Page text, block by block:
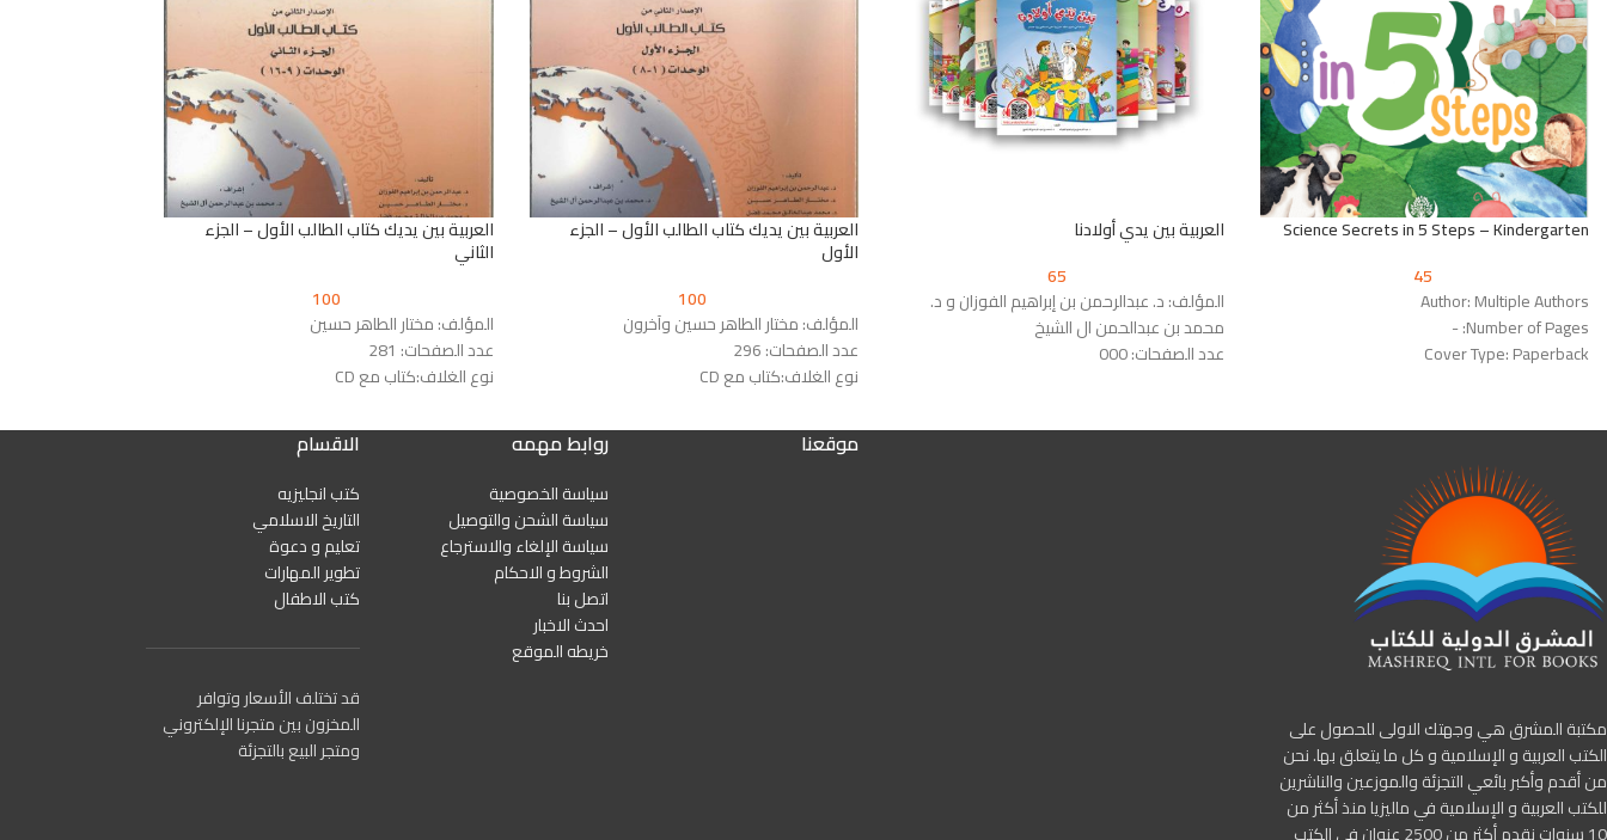
Science Secrets in 5 Steps – Kindergarten
45
Author: Multiple Authors
Number of Pages: -
Cover Type: Paperback
International for Books
العربية بين يدي أولادنا
65
المؤلف: د. عبدالرحمن بن إبراهيم الفوزان و د.
محمد بن عبدالحمن ال الشيخ
عددالصفحات: 000
الناشر: العربية للجميع
العربية بين يديك كتاب الطالب الأول – الجزء
الأول
100
المؤلف: مختار الطاهر حسين وآخرون
عدد الصفحات: 296
نوع الغلاف:كتاب مع CD
الناشر: العربية للجميع
العربية بين يديك كتاب الطالب الأول – الجزء
الثاني
100
المؤلف: مختار الطاهر حسين
عدد الصفحات: 281
نوع الغلاف:كتاب مع CD
الناشر: العربية للجميع
مكتبة المشرق هي وجهتك الاولى للحصول على
الكتب العربية و الإسلامية و كل ما يتعلق بها. نحن
من أقدم وأكبر بائعي التجزئة والموزعين والناشرين
للكتب العربية و الإسلامية في ماليزيا منذ أكثر من
10 سنوات نقدم أكثر من 2500 عنوان في الكتب
موقعنا روابط مهمه
سياسة الخصوصية
سياسة الشحن والتوصيل
سياسة الإلغاء والاسترجاع
الشروط و الاحكام
اتصل بنا
احدث الاخبار
خريطه الموقع
الاقسام
كتب انجليزيه
التاريخ الاسلامي
تعليم و دعوة
تطوير المهارات
كتب الاطفال
قد تختلف الأسعار وتوافر
المخزون بين متجرنا الإلكتروني
ومتجر البيع بالتجزئة